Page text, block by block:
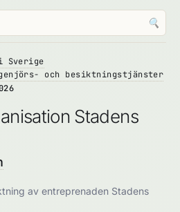
🔍
Sverige
och besiktningstjänster
Stadens
av entreprenaden Stadens